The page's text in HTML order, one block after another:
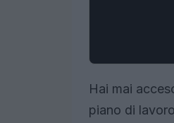
Hai mai
piano di